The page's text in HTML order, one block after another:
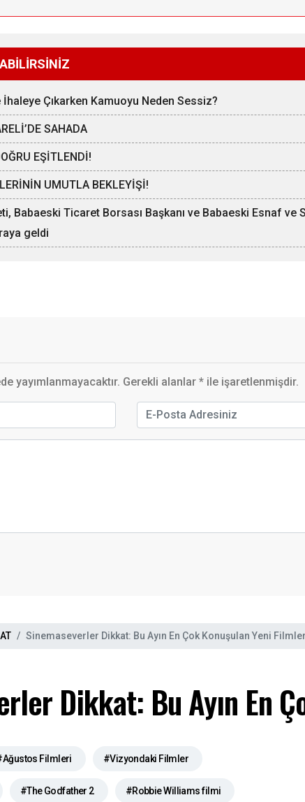
Çıkarken Kamuoyu Neden Sessiz?
SAHADA
EŞİTLENDİ!
UMUTLA BEKLEYİŞİ!
Babaeski Ticaret Borsası Başkanı ve Babaeski Esnaf ve
geldi
yayımlanmayacaktır. Gerekli alanlar * ile işaretlenmişdir.
Sinemaseverler Dikkat: Bu Ayın En Çok Konuşulan Yeni
Dikkat: Bu Ayın En
Filmleri #Vizyondaki Filmler
#The Godfather 2 #Robbie Williams filmi